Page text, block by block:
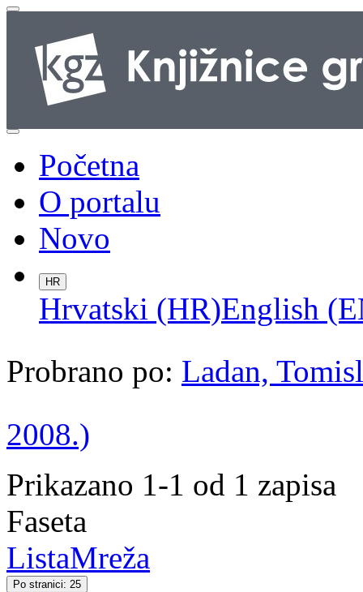
Početna
O portalu
Novo
HR
Hrvatski (HR)English
Probrano po: Ladan,
2008.)
Prikazano 1-1 od 1 zapisa
Faseta
ListaMreža
Po stranici: 25